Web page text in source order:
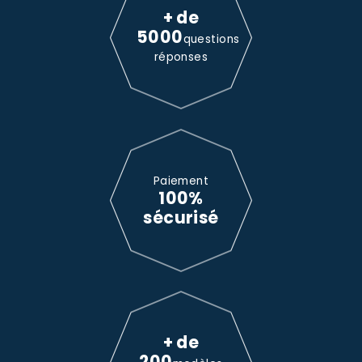
+ de
5000questions
réponses
Paiement
100%
sécurisé
+ de